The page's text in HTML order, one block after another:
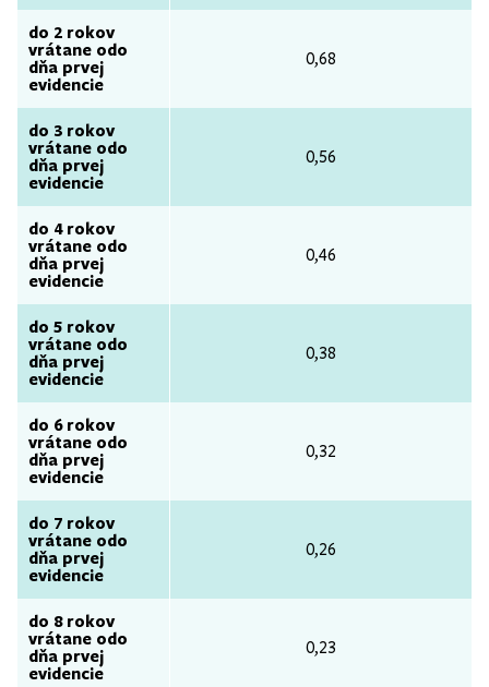
do 2 rokov
vrátane odo
dňa prvej
evidencie
do 3 rokov
vrátane odo
dňa prvej
evidencie
do 4 rokov
vrátane odo
dňa prvej
evidencie
do 5 rokov
vrátane odo
dňa prvej
evidencie
do 6 rokov
vrátane odo
dňa prvej
evidencie
do 7 rokov
vrátane odo
dňa prvej
evidencie
do 8 rokov
vrátane odo
dňa prvej
evidencie
0,68
0,56
0,46
0,38
0,32
0,26
0,23